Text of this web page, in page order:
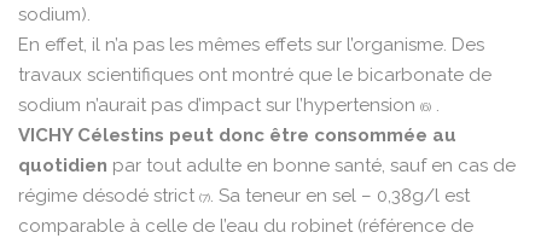
sodium).
En effet, il n’a pas les mêmes effets sur l’organisme. Des
travaux scientifiques ont montré que le bicarbonate de
sodium n’aurait pas d’impact sur l’hypertension (6) .
VICHY Célestins peut donc être consommée au
quotidien par tout adulte en bonne santé, sauf en cas de
régime désodé strict (7). Sa teneur en sel – 0,38g/l est
comparable à celle de l’eau du robinet (référence de